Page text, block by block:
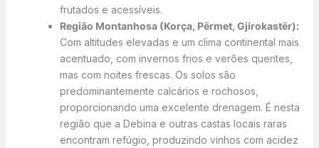
frutados e acessíveis.
Região Montanhosa (Korça, Përmet, Gjirokastër):
Com altitudes elevadas e um clima continental mais
acentuado, com invernos frios e verões quentes,
mas com noites frescas. Os solos são
predominantemente calcários e rochosos,
proporcionando uma excelente drenagem. É nesta
região que a Debina e outras castas locais raras
encontram refúgio, produzindo vinhos com acidez